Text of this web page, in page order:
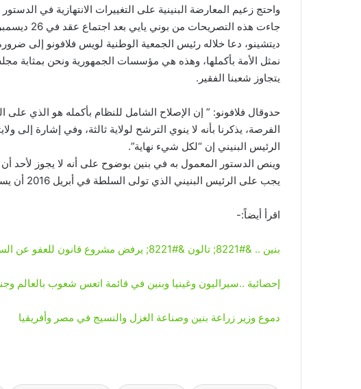
واحتج زعيم المعارضة البنينية على التغييرات الانتهازية في
جاءت هذه
ديتشينو، دعا خلاله رئيس الجمعية الوطنية لويس فلافونو إلى
نمثل الأمة بأكملها، وهذه هي مؤسسات الجمهورية ونحن بمثابة
يتجاوز شعبنا الفقير.
حدوقال فلافونو: ” إن الإصلاح الشامل للنظام بأكمله هو الذي
الفرصة، يذكرنا بأنه لا ينوي الترشح لولاية ثالثة، وفي إشارة إلى
الرئيس البنيني إن “لكل شيء نهاية”.
وينص الدستور المعمول به في بنين بوضوح على أنه لا يجوز لأحد أن
يجب على الرئيس البنيني الذي تولى السلطة في أبريل 2016 أن يسلم السلطة في عام 2026.
اقرأ أيضاً:-
بنين .. &#8221; تالون &#8221; يرفض مشروع قانون للعفو عن السجناء السياسيين
إحصائية ..سيراليون وغينيا وبنين في قائمة اتعس شعوب بالعالم
دموع وزير زراعة بنين وصناعة الغزل والنسيج في مصر وأفريقيا